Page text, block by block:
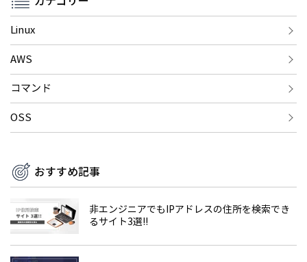
Linux
AWS
コマンド
OSS
おすすめ記事
非エンジニアでもIPアドレスの住所を検索でき
るサイト3選!!